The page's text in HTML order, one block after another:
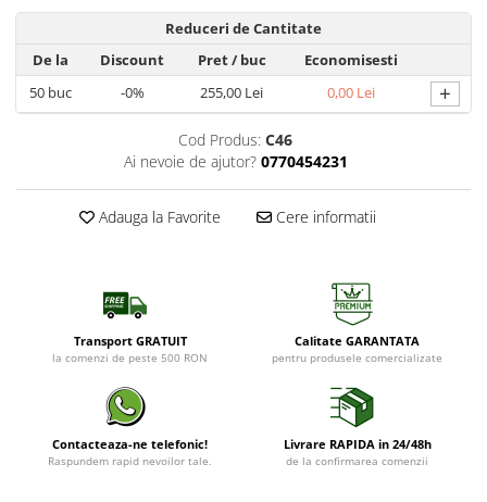
Reduceri de Cantitate
De la
Discount Pret/ buc
Economisesti
50buc -0% 255,00 Lei 0,00 Lei +
Cod Produs: C46
Ai nevoie de ajutor? 0770454231
Adauga la Favorite Cere informatii
Transport GRATUIT
la comenzi de peste 500 RON
Calitate GARANTATA
pentru produsele comercializate
Contacteaza-ne telefonic!
Raspundem rapid nevoilor tale.
Livrare RAPIDA in 24/48h
de la confirmarea comenzii